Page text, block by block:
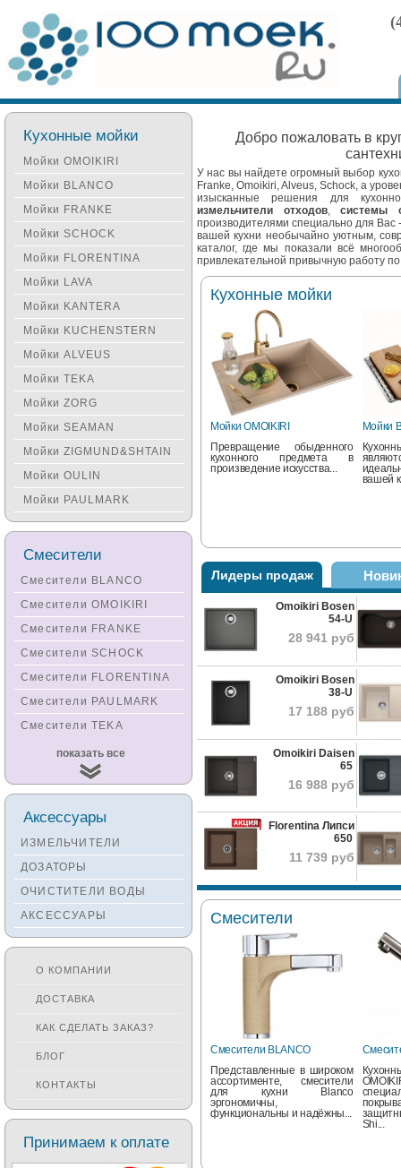
Добро пожаловать в
У нас вы найдете огромный выбор
Franke, Omoikiri, Alveus, Schock, а
изысканные решения для
измельчители отходов,системы
производителями специально для Вас
вашей кухни необычайно уютным,
каталог, где мы показали всё
привлекательной привычную работу по
Кухонные мойки
Мойки OMOIKIRI
Превращение обыденного
кухонного предмета в
произведение искусства...
Мойки
вашей
Мойки SCHOCK
Элегантные модели от
поколения, они
изготавливаются из
высокопрочных
Мойки
и
Мойки KANTERA
Кухонные мойки Kantera
спроектированы и
разработаны в Австралии
для современной кухни...
Мойки
(кухня)
что
Мойки ALVEUS
Кухонные раковины Alveus
лаконичны по стилю...
Вам
Ваш
Лидеры продаж
Omoikiri Bosen
54-U
28 941 руб
Omoikiri Bosen
38-U
17 188 руб
Omoikiri Daisen
65
16 988 руб
Florentina Липси
650
11 739 руб
Смесители
Смесители BLANCO
Представленные в широком
ассортименте, смесители
для кухни Blanco
эргономичны,
функциональны и надёжны...
Shi...
Кухонные мойки
Мойки OMOIKIRI
Мойки BLANCO
Мойки FRANKE
Мойки SCHOCK
Мойки FLORENTINA
Мойки LAVA
Мойки KANTERA
Мойки KUCHENSTERN
Мойки ALVEUS
Мойки TEKA
Мойки ZORG
Мойки SEAMAN
Мойки ZIGMUND&SHTAIN
Мойки OULIN
Мойки PAULMARK
Смесители
Смесители BLANCO
Смесители OMOIKIRI
Смесители FRANKE
Смесители SCHOCK
Смесители FLORENTINA
Смесители PAULMARK
Смесители TEKA
Смесители
KUCHENSTERN
Смесители ZORG
Смесители KANTERA
Смесители SEAMAN
Смесители
Zigmund&Shtain
Смесители OULIN
Смесители под бронзу
показать все
Аксессуары
ИЗМЕЛЬЧИТЕЛИ
ДОЗАТОРЫ
ОЧИСТИТЕЛИ ВОДЫ
АКСЕССУАРЫ
О КОМПАНИИ
ДОСТАВКА
КАК СДЕЛАТЬ ЗАКАЗ?
БЛОГ
КОНТАКТЫ
Принимаем к оплате